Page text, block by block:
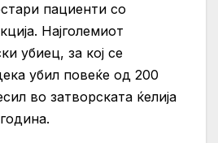
пациенти со
Најголемиот
убиец, за кој се
убил повеќе од 200
во затворската ќелија